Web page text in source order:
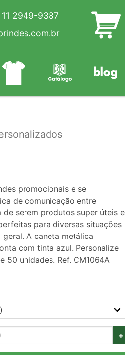
11 2949-9387
promocionais e se
de comunicação entre
serem produtos super úteis e
para diversas situações
A caneta metálica
com tinta azul. Personalize
50 unidades. Ref. CM1064A
+